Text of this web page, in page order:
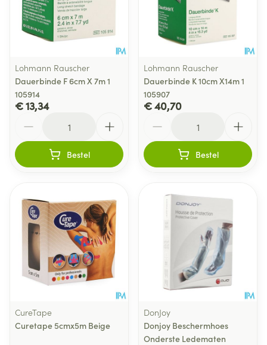
Lohmann Rauscher
Dauerbinde F 6cm X 7m 1
105914
€ 13,34
Bestel
Lohmann Rauscher
Dauerbinde K 10cm X14m 1
105907
€ 40,70
Bestel
CureTape
Curetape 5cmx5m Beige
DonJoy
Donjoy Beschermhoes
Onderste Ledematen